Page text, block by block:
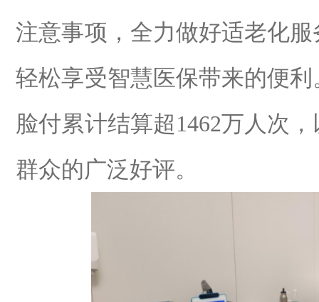
注意事项，全力做好适老化
轻松享受智慧医保带来的便
脸付累计结算超1462万人次
群众的广泛好评。